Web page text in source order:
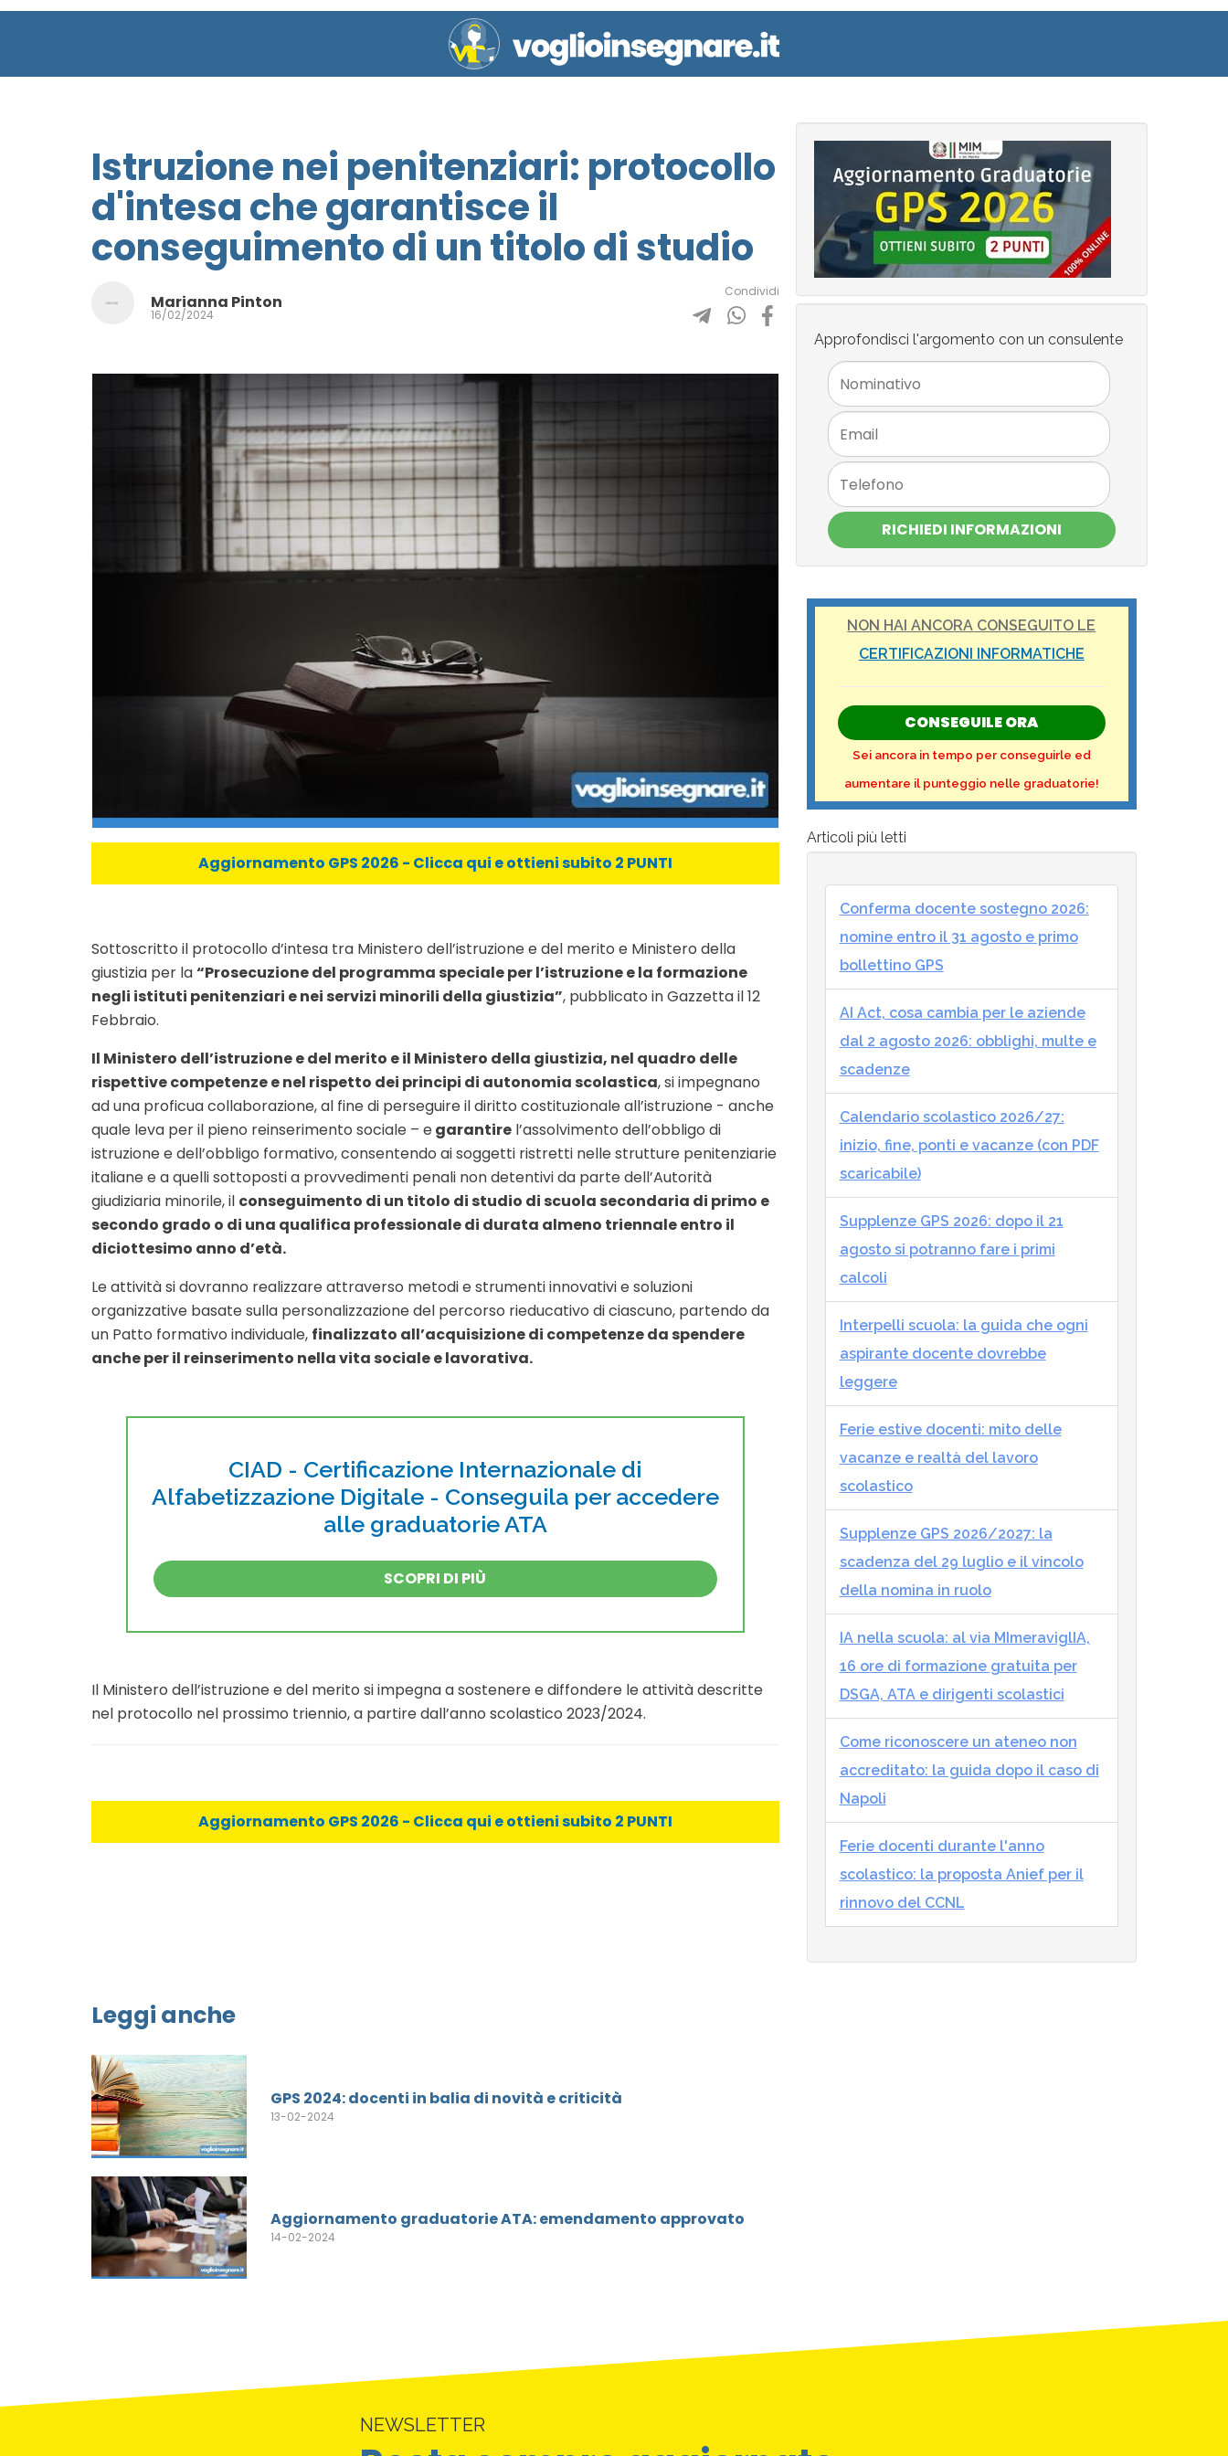
Istruzione nei penitenziari: protocollo
d'intesa che garantisce il
conseguimento di un titolo di studio
Marianna Pinton
16/02/2024
Condividi
Aggiornamento GPS 2026 - Clicca qui e ottieni subito 2 PUNTI
Sottoscritto il protocollo d’intesa tra Ministero dell’istruzione e del merito e Ministero della
giustizia per la“Prosecuzione del programma speciale per l’istruzione e la formazione
negli istituti penitenziari e nei servizi minorili della giustizia”, pubblicato in Gazzetta il 12
Febbraio.
Il Ministero dell’istruzione e del merito e il Ministero della giustizia, nel quadro delle
rispettive competenze e nel rispetto dei principi di autonomia scolastica, si impegnano
ad una proficua collaborazione, al fine di perseguire il diritto costituzionale all’istruzione - anche
quale leva per il pieno reinserimento sociale – egarantire l’assolvimento dell’obbligo di
istruzione e dell’obbligo formativo, consentendo ai soggetti ristretti nelle strutture penitenziarie
italiane e a quelli sottoposti a provvedimenti penali non detentivi da parte dell’Autorità
giudiziaria minorile, il conseguimento di un titolo di studio di scuola secondaria di primo e
secondo grado o di una qualifica professionale di durata almeno triennale entro il
diciottesimo anno d’età.
Le attività si dovranno realizzare attraverso metodi e strumenti innovativi e soluzioni
organizzative basate sulla personalizzazione del percorso rieducativo di ciascuno, partendo da
un Patto formativo individuale, finalizzato all’acquisizione di competenze da spendere
anche per il reinserimento nella vita sociale e lavorativa.
CIAD - Certificazione Internazionale di
Alfabetizzazione Digitale - Conseguila per accedere
alle graduatorie ATA
SCOPRI DI PIÙ
Il Ministero dell’istruzione e del merito si impegna a sostenere e diffondere le attività descritte
nel protocollo nel prossimo triennio, a partire dall’anno scolastico 2023/2024.
Aggiornamento GPS 2026 - Clicca qui e ottieni subito 2 PUNTI
Leggi anche
GPS 2024: docenti in balia di novità e criticità
13-02-2024
Aggiornamento graduatorie ATA: emendamento approvato
14-02-2024
Approfondisci l'argomento con un consulente
RICHIEDI INFORMAZIONI
NON HAI ANCORA CONSEGUITO LE
CERTIFICAZIONI INFORMATICHE
CONSEGUILE ORA
Sei ancora in tempo per conseguirle ed
aumentare il punteggio nelle graduatorie!
Articoli più letti
Conferma docente sostegno 2026:
nomine entro il 31 agosto e primo
bollettino GPS
AI Act, cosa cambia per le aziende
dal 2 agosto 2026: obblighi, multe e
scadenze
Calendario scolastico 2026/27:
inizio, fine, ponti e vacanze (con PDF
scaricabile)
Supplenze GPS 2026: dopo il 21
agosto si potranno fare i primi
calcoli
Interpelli scuola: la guida che ogni
aspirante docente dovrebbe
leggere
Ferie estive docenti: mito delle
vacanze e realtà del lavoro
scolastico
Supplenze GPS 2026/2027: la
scadenza del 29 luglio e il vincolo
della nomina in ruolo
IA nella scuola: al via MImeraviglIA,
16 ore di formazione gratuita per
DSGA, ATA e dirigenti scolastici
Come riconoscere un ateneo non
accreditato: la guida dopo il caso di
Napoli
Ferie docenti durante l'anno
scolastico: la proposta Anief per il
rinnovo del CCNL
NEWSLETTER